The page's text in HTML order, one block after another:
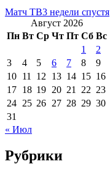
Матч ТВ3 недели спустя
Август 2026
Пн Вт Ср Чт Пт Сб Вс
1
2
3
4 5 6 7 8
9
10 11 12 13 14 15 16
17 18 19 20 21 22 23
24 25 26 27 28 29 30
31
« Июл
Рубрики